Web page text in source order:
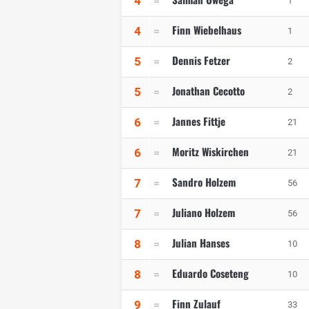
4 Finn Wiebelhaus 1
5 Dennis Fetzer 2
5 Jonathan Cecotto 2
6 Jannes Fittje 21
6 Moritz Wiskirchen 21
7 Sandro Holzem 56
7 Juliano Holzem 56
8 Julian Hanses 10
8 Eduardo Coseteng 10
9 Finn Zulauf 33